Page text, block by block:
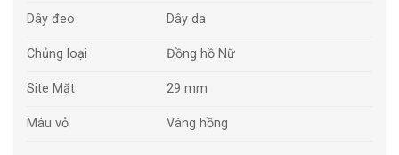
5.500.000₫.
Dây đeo Dây da
Chủng loại Đồng hồ Nữ
Site Mặt 29 mm
Màu vỏ Vàng hồng